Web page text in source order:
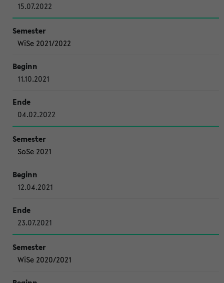
15.07.2022
WiSe 2021/2022
11.10.2021
04.02.2022
SoSe 2021
12.04.2021
23.07.2021
WiSe 2020/2021